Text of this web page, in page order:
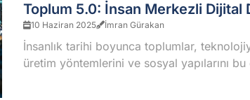
Toplum 5.0: İnsan Merkezli Dijital
10 Haziran 2025 İmran Gürakan
İnsanlık tarihi boyunca toplumlar,
üretim yöntemlerini ve sosyal yapılarını